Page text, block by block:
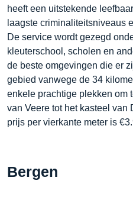
heeft een uitstekende
laagste criminaliteitsniveaus
De service wordt gezegd
kleuterschool, scholen en
de beste omgevingen die er
gebied vanwege de 34
enkele prachtige plekken om
van Veere tot het kasteel van
prijs per vierkante meter is
Bergen